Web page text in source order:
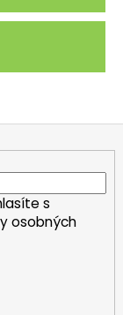
s
osobných